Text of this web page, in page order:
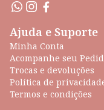
Ajuda e Suporte
Minha Conta
Acompanhe seu
Trocas e devoluções
Política de
Termos e condições